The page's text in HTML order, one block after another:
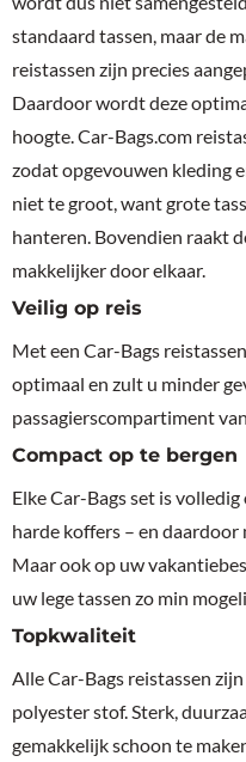
standaard tassen, maar de
reistassen zijn precies
Daardoor wordt deze
hoogte. Car-Bags.com
zodat opgevouwen kleding
niet te groot, want grote
hanteren. Bovendien raakt
makkelijker door elkaar.
Veilig op reis
Met een Car-Bags
optimaal en zult u minder
passagierscompartiment
Compact op te bergen
Elke Car-Bags set is
harde koffers – en
Maar ook op uw
uw lege tassen zo min
Topkwaliteit
Alle Car-Bags reistassen
polyester stof. Sterk,
gemakkelijk schoon te